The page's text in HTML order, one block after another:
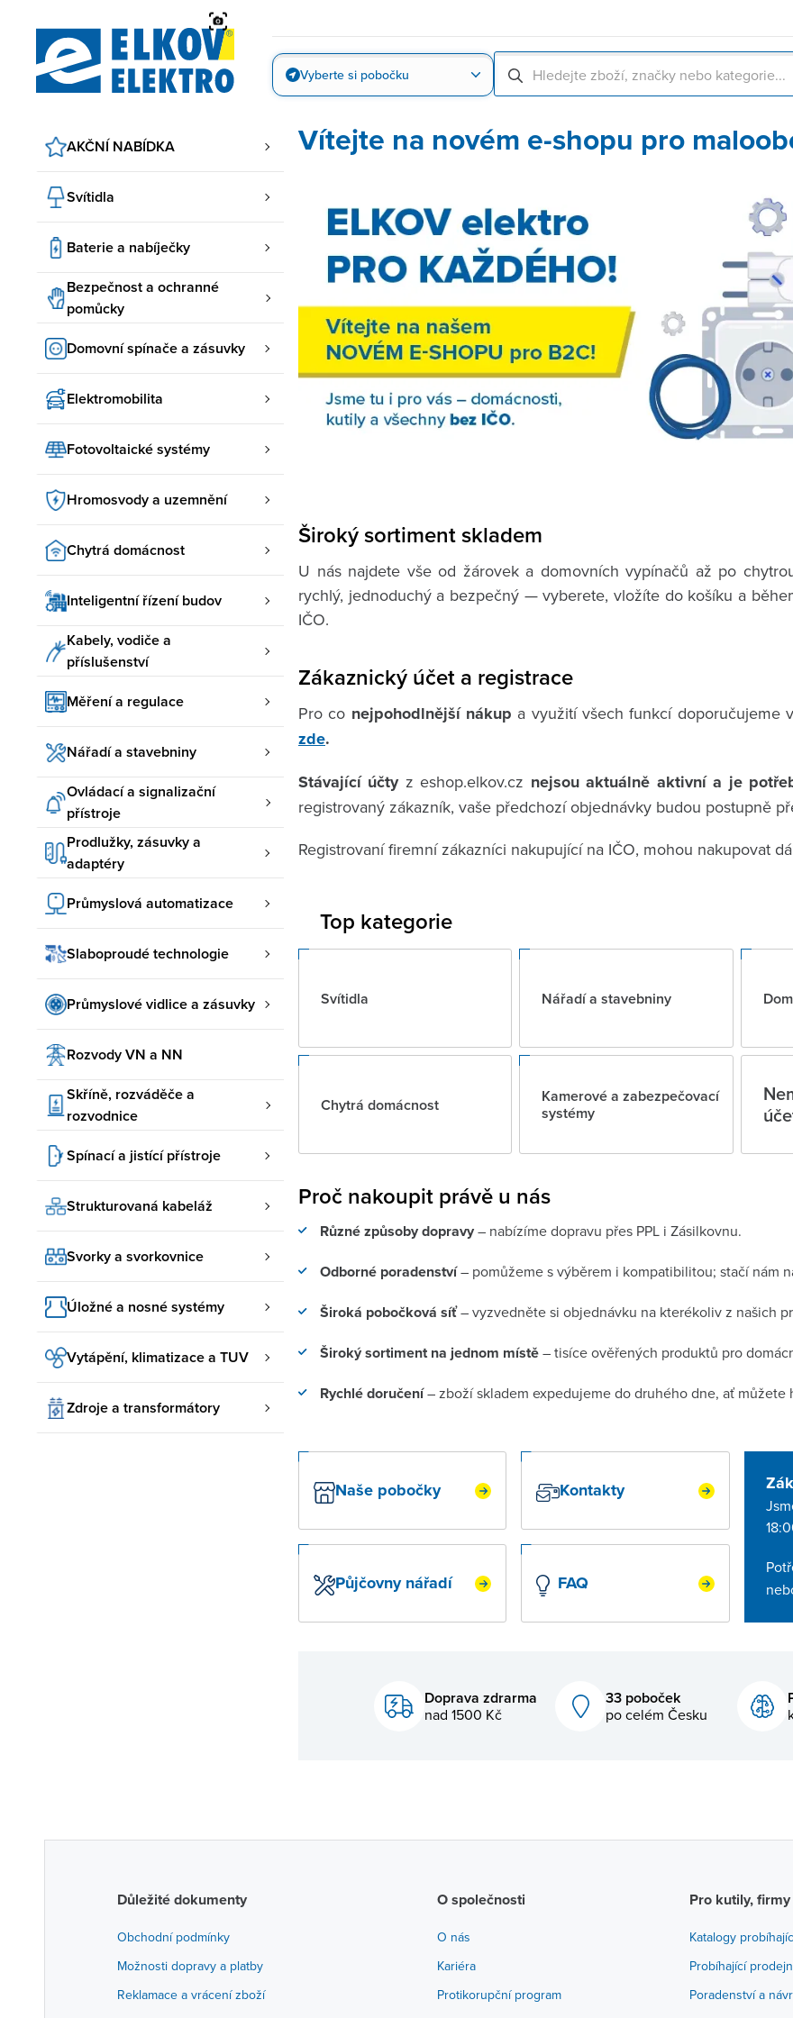
Vyberte si pobočku
AKČNÍ NABÍDKA
Svítidla
Baterie a nabíječky
Bezpečnost a ochranné
pomůcky
Domovní spínače a zásuvky
Elektromobilita
Fotovoltaické systémy
Hromosvody a uzemnění
Chytrá domácnost
Inteligentní řízení budov
Kabely, vodiče a
příslušenství
Měření a regulace
Nářadí a stavebniny
Ovládací a signalizační
přístroje
Prodlužky, zásuvky a
adaptéry
Průmyslová automatizace
Slaboproudé technologie
Průmyslové vidlice a zásuvky
Rozvody VN a NN
Skříně, rozváděče a
rozvodnice
Spínací a jistící přístroje
Strukturovaná kabeláž
Svorky a svorkovnice
Úložné a nosné systémy
Vytápění, klimatizace a TUV
Zdroje a transformátory
Vítejte na novém e-shopu pro
Široký sortiment skladem
U nás najdete vše od žárovek a domovních vypínačů až po
rychlý, jednoduchý a bezpečný — vyberete, vložíte do košíku a
IČO.
Zákaznický účet a registrace
Pro co nejpohodlnější nákup a využití všech funkcí doporučujeme
zde.
Stávající účtyz eshop.elkov.cz nejsou aktuálně aktivní a je
registrovaný zákazník, vaše předchozí objednávky budou postupně
Registrovaní firemní zákazníci nakupující na IČO, mohou nakupovat
Top kategorie
Svítidla Nářadí a stavebniny
Chytrá domácnost
Kamerové a zabezpečovací
systémy
Proč nakoupit právě u nás
Různé způsoby dopravy– nabízíme dopravu přes PPL i Zásilkovnu.
Odborné poradenství– pomůžeme s výběrem i kompatibilitou; stačí nám
Široká pobočková síť– vyzvedněte si objednávku na kterékoliv z našich
Široký sortiment na jednom místě– tisíce ověřených produktů pro
Rychlé doručení– zboží skladem expedujeme do druhého dne, ať můžete
Naše pobočky
Půjčovny nářadí
Kontakty
FAQ
Doprava zdrarma
nad 1500 Kč
33 poboček
po celém Česku
Důležité dokumenty
Obchodní podmínky
Možnosti dopravy a platby
Reklamace a vrácení zboží
O společnosti
O nás
Kariéra
Protikorupční program
Pro kutily,
Katalogy
Probíhající
Poradenství a